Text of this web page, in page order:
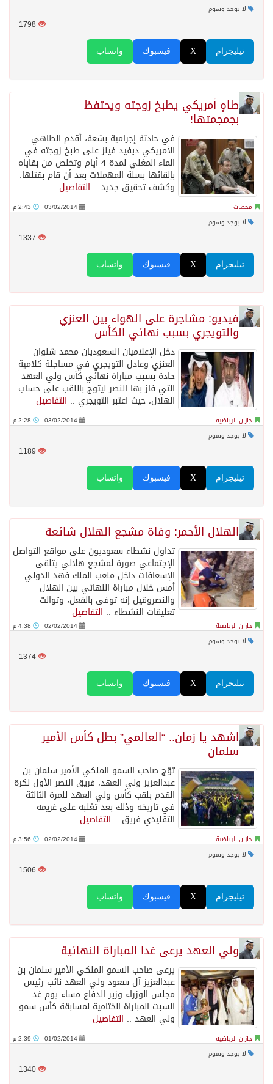
لا يوجد وسوم
1798
واتساب فيسبوك X تيليجرام
طاهٍ أمريكي يطبخ زوجته ويحتفظ
بجمجمتها!
في حادثة إجرامية بشعة، أقدم الطاهي
الأمريكي ديفيد فينز على طبخ زوجته في
الماء المغلي لمدة 4 أيام وتخلص من بقاياه
بإلقائها بسلة المهملات بعد أن قام بقتلها.
وكشف تحقيق جديد .. التفاصيل
محطات 03/02/2014
لا يوجد وسوم
1337
واتساب فيسبوك X تيليجرام
فيديو: مشاجرة على الهواء بين العنزي
والتويجري بسبب نهائي الكأس
دخل الإعلاميان السعوديان محمد شنوان
العنزي وعادل التويجري في مساجلة كلامية
حادة بسبب مباراة نهائي كأس ولي العهد
التي فاز بها النصر ليتوج باللقب على حساب
الهلال، حيث اعتبر التويجري .. التفاصيل
جازان الرياضية 03/02/2014
لا يوجد وسوم
1189
واتساب فيسبوك X تيليجرام
الهلال الأحمر: وفاة مشجع الهلال شائعة
تداول نشطاء سعوديون على مواقع التواصل
الإجتماعي صورة لمشجع هلالي يتلقى
الإسعافات داخل ملعب الملك فهد الدولي
أمس خلال مباراة النهائي بين الهلال
والنصروقيل إنه توفى بالفعل، وتوالت
تعليقات النشطاء .. التفاصيل
جازان الرياضية 02/02/2014
لا يوجد وسوم
1374
واتساب فيسبوك X تيليجرام
اشهد يا زمان.. “العالمي” بطل كأس الأمير
سلمان
توّج صاحب السمو الملكي الأمير سلمان بن
عبدالعزيز ولي العهد، فريق النصر الأول لكرة
القدم بلقب كأس ولي العهد للمرة الثالثة
في تاريخه وذلك بعد تغلبه على غريمه
التقليدي فريق .. التفاصيل
جازان الرياضية 02/02/2014
لا يوجد وسوم
1506
واتساب فيسبوك X تيليجرام
ولي العهد يرعى غدا المباراة النهائية
يرعى صاحب السمو الملكي الأمير سلمان بن
عبدالعزيز آل سعود ولي العهد نائب رئيس
مجلس الوزراء وزير الدفاع مساء يوم غد
السبت المباراة الختامية لمسابقة كأس سمو
ولي العهد .. التفاصيل
جازان الرياضية 01/02/2014
لا يوجد وسوم
1340